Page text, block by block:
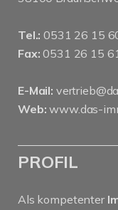
Tel.: 0531 26 15
Fax: 0531 26 15
E-Mail:
Web: www.das-
PROFIL
Als kompetenter